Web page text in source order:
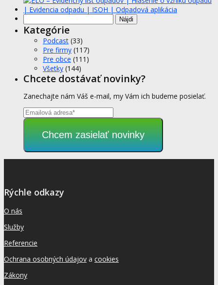
Kategórie
Podcast (33)
Pre firmy (117)
Pre obce (111)
Všetky (144)
Chcete dostávať novinky?
Zanechajte nám Váš e-mail, my Vám ich budeme posielať.
Chcem zasielať novinky
Rýchle odkazy
O nás
Služby
Referencie
Ochrana osobných údajov a cookies
Zákony